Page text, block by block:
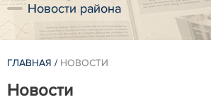
Новости района
ГЛАВНАЯ / НОВОСТИ
Новости